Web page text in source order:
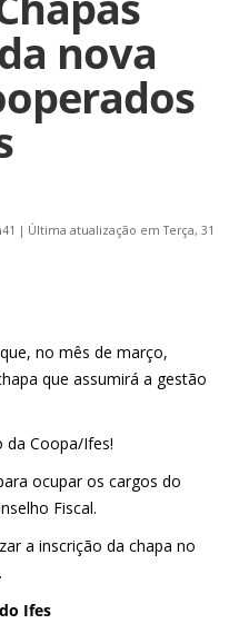
nova
| Última atualização em Terça, 31
no mês de março,
que assumirá a gestão
Coopa/Ifes!
ocupar os cargos do
Fiscal.
a inscrição da chapa no
Ifes